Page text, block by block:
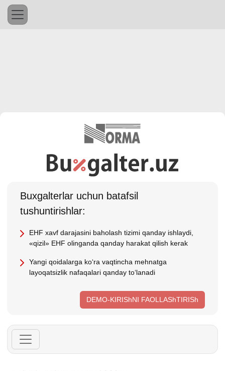
Buхgalterlar uchun batafsil
tushuntirishlar:
EHF хavf darajasini baholash tizimi qanday ishlaydi,
«qizil» EHF olinganda qanday harakat qilish kerak
Yangi qoidalarga koʻra vaqtincha mehnatga
layoqatsizlik nafaqalari qanday toʻlanadi
DEMO-KIRIShNI FAOLLAShTIRISh